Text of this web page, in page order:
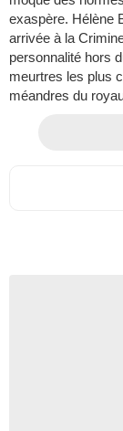
exaspère. Hélène
arrivée à la
personnalité hors
meurtres les plus
méandres du